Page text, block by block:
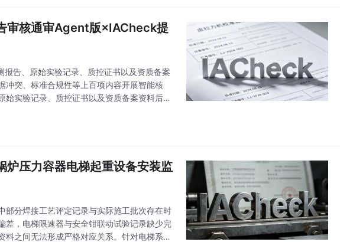
审核通审Agent版×IACheck提
告、原始实验记录、质控证书以及资质备案
冲突、标准合规性等上百项内容开展智能核
实验记录、质控证书以及资质备案资料后，
压力容器电梯起重设备安装监
部分焊接工艺评定记录与实际施工批次存在时
差，电梯限速器与安全钳联动试验记录缺少完
料之间无法形成严格对应关系。针对电梯系